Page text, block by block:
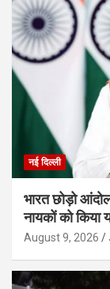
नई दिल्ली
भारत छोड़ो
नायकों को किया
August 9, 2026